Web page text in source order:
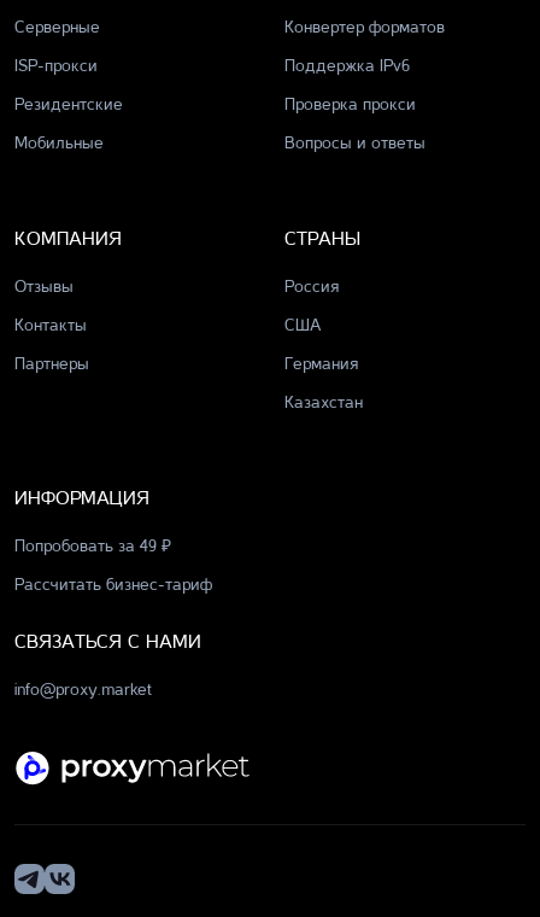
Серверные
ISP-прокси
Резидентские
Мобильные
Конвертер форматов
Поддержка IPv6
Проверка прокси
Вопросы и ответы
КОМПАНИЯ
Отзывы
Контакты
Партнеры
СТРАНЫ
Россия
США
Германия
Казахстан
ИНФОРМАЦИЯ
Попробовать за 49 ₽
Рассчитать бизнес-тариф
СВЯЗАТЬСЯ С НАМИ
info@proxy.market